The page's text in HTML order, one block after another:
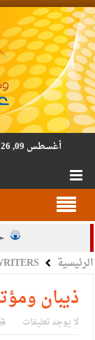
أغسطس 09, 2026
الجيش
بيان
الرئيسية
ذيبان
لا يوجد تعليقات